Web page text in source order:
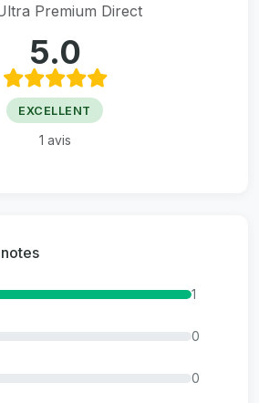
Premium Direct
5.0
EXCELLENT
1 avis
1
0
0